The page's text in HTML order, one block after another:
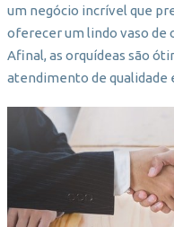
um negócio incrível que
oferecer um lindo vaso de
Afinal, as orquídeas são
atendimento de qualidade